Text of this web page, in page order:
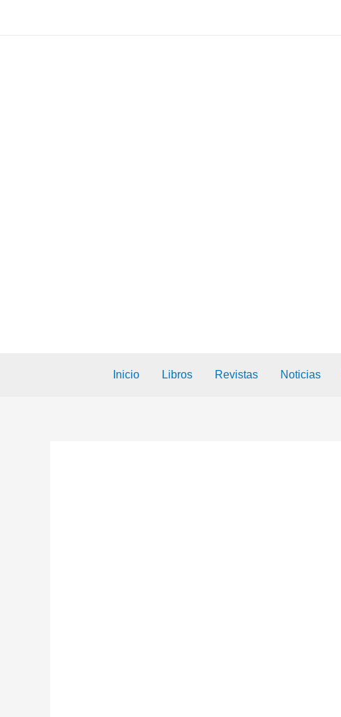
Inicio Libros Revistas Noticias